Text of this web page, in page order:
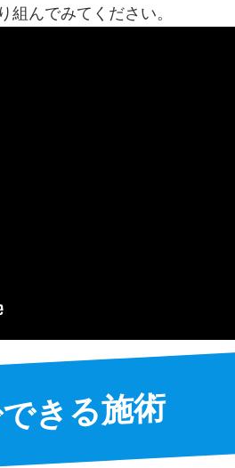
んでみてください。
きる施術